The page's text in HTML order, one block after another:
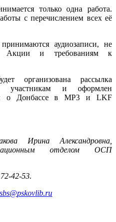
только одна работа.
с перечислением всех её
аудиозаписи, не
Акции и требованиям к
организована рассылка
участникам и оформлен
о Донбассе вMP3 иLKF
Ирина Александровна,
отделом ОСП
42-53.
@pskovlib.ru